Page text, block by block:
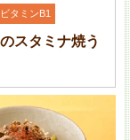
切りに、きゅう
ルに入れ、(A)
る。
ビタミンB1
スタミナ焼う